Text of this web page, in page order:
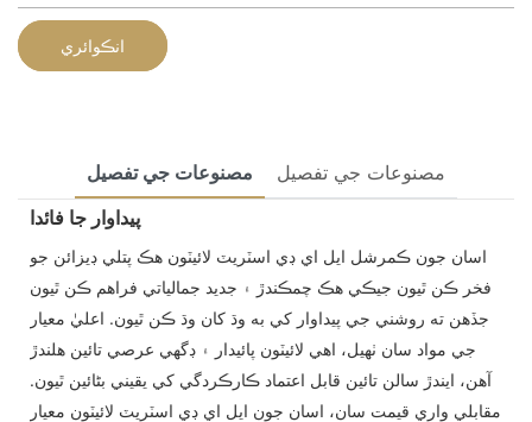
انڪوائري
مصنوعات جي تفصيل
مصنوعات جي تفصيل
پيداوار جا فائدا
اسان جون ڪمرشل ايل اي ڊي اسٽريٽ لائيٽون هڪ پتلي ڊيزائن جو
فخر ڪن ٿيون جيڪي هڪ چمڪندڙ ۽ جديد جمالياتي فراهم ڪن ٿيون
جڏهن ته روشني جي پيداوار کي به وڌ کان وڌ ڪن ٿيون. اعليٰ معيار
جي مواد سان ٺهيل، اهي لائيٽون پائيدار ۽ ڊگهي عرصي تائين هلندڙ
آهن، ايندڙ سالن تائين قابل اعتماد ڪارڪردگي کي يقيني بڻائين ٿيون.
مقابلي واري قيمت سان، اسان جون ايل اي ڊي اسٽريٽ لائيٽون معيار